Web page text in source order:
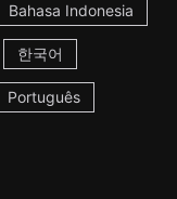
Bahasa Indonesia
한국어
Português